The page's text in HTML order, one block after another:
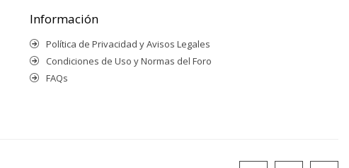
Información
Política de Privacidad y Avisos Legales
Condiciones de Uso y Normas del Foro
FAQs